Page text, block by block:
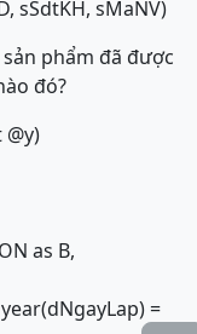
sSdtKH, sMaNV)
phẩm đã được
đó?
@y)
as B,
=